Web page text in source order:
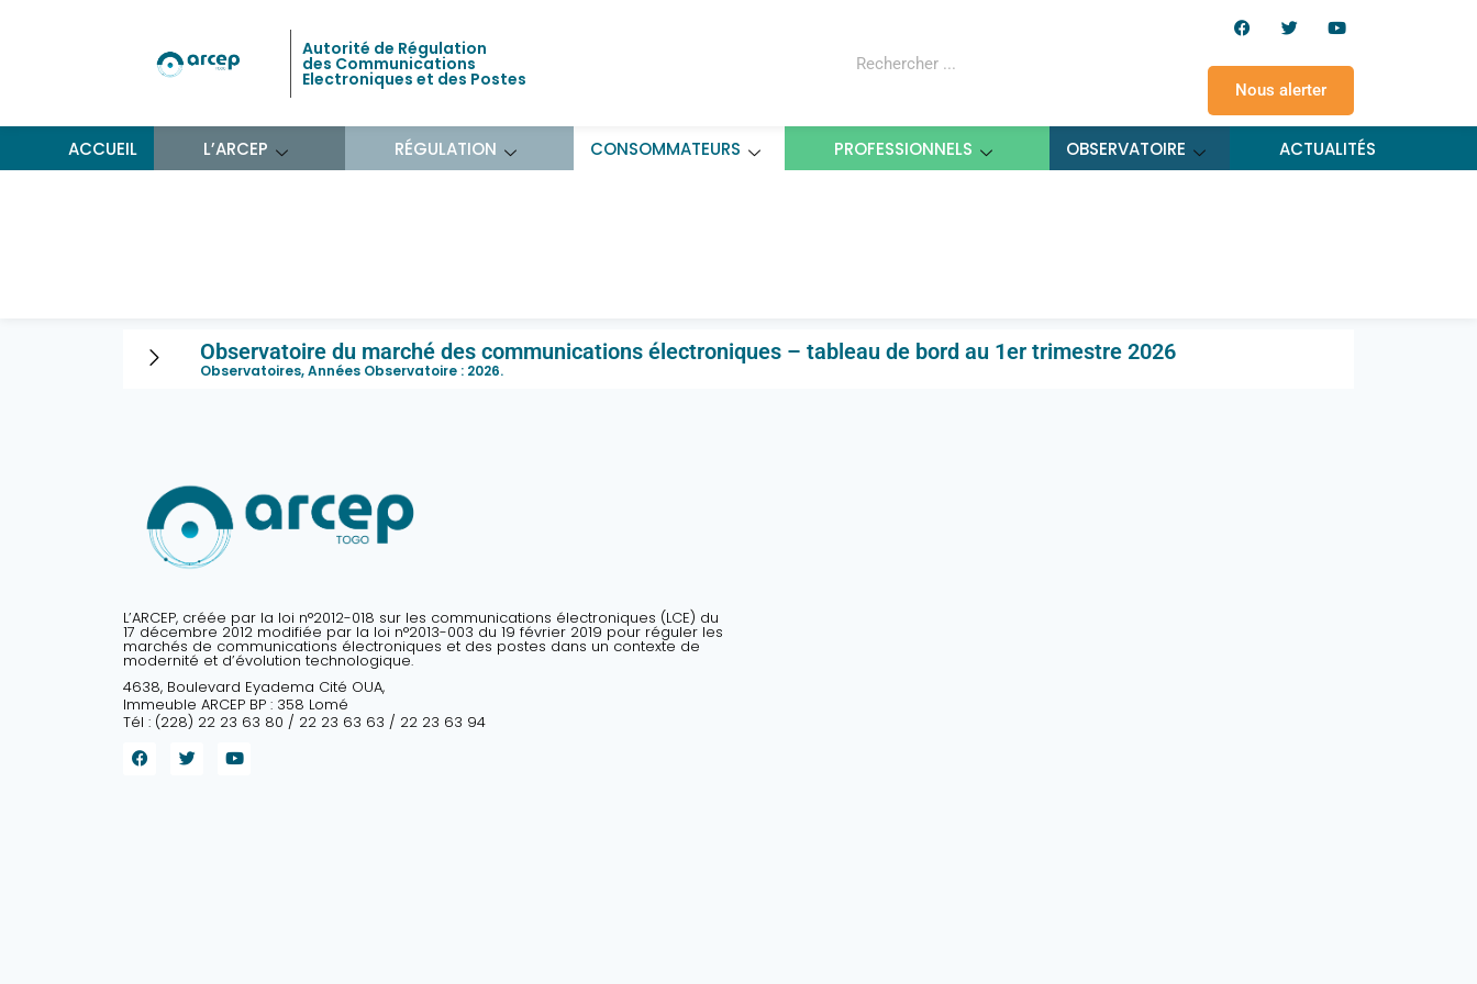
Autorité de Régulation
des Communications
Electroniques et des Postes
Nous alerter
ACCUEIL L’ARCEP RÉGULATION CONSOMMATEURS PROFESSIONNELS OBSERVATOIRE ACTUALITÉS
Observatoire du marché des communications électroniques – tableau de bord au 1er trimestre 2026
Observatoires, Années Observatoire : 2026.
L’ARCEP, créée par la loi n°2012-018 sur les communications électroniques (LCE) du
17 décembre 2012 modifiée par la loi n°2013-003 du 19 février 2019 pour réguler les
marchés de communications électroniques et des postes dans un contexte de
modernité et d’évolution technologique.
4638, Boulevard Eyadema Cité OUA,
Immeuble ARCEP BP : 358 Lomé
Tél : (228) 22 23 63 80 / 22 23 63 63 / 22 23 63 94